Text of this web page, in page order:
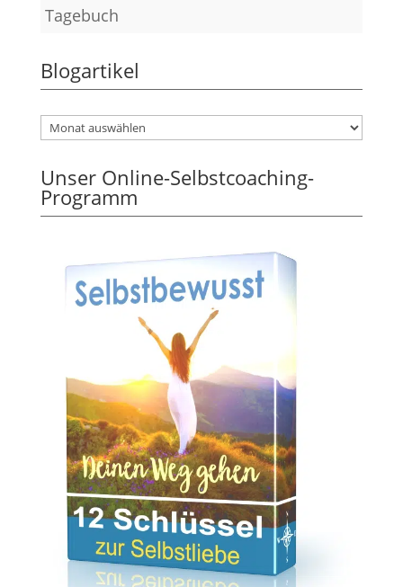
Tagebuch
Blogartikel
Unser Online-Selbstcoaching-
Programm